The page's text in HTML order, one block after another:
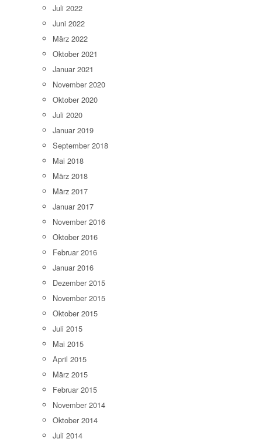
Juli 2022
Juni 2022
März 2022
Oktober 2021
Januar 2021
November 2020
Oktober 2020
Juli 2020
Januar 2019
September 2018
Mai 2018
März 2018
März 2017
Januar 2017
November 2016
Oktober 2016
Februar 2016
Januar 2016
Dezember 2015
November 2015
Oktober 2015
Juli 2015
Mai 2015
April 2015
März 2015
Februar 2015
November 2014
Oktober 2014
Juli 2014